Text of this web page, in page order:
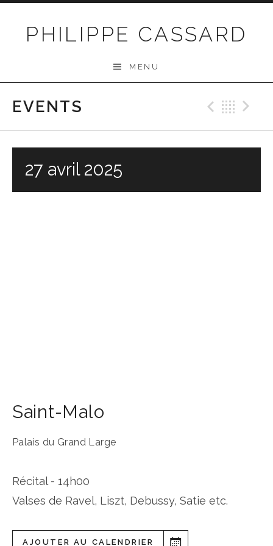
PHILIPPE CASSARD
MENU
EVENTS
27 avril 2025
Saint-Malo
Palais du Grand Large
Récital - 14h00
Valses de Ravel, Liszt, Debussy, Satie etc.
AJOUTER AU CALENDRIER